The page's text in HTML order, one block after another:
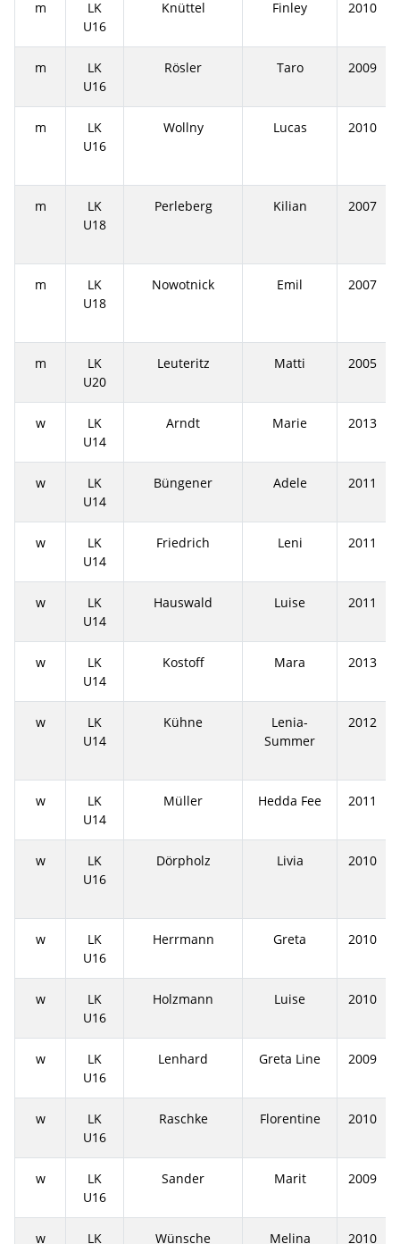
m
LK
U16
Knüttel Finley 2010
m
LK
U16
Rösler Taro 2009
m
LK
U16
Wollny Lucas 2010
m
LK
U18
Perleberg Kilian 2007
m
LK
U18
Nowotnick Emil 2007
m
LK
U20
Leuteritz Matti 2005
w
LK
U14
Arndt Marie 2013
w
LK
U14
Büngener Adele 2011
w
LK
U14
Friedrich Leni 2011
w
LK
U14
Hauswald Luise 2011
w
LK
U14
Kostoff Mara 2013
w
LK
U14
Kühne
Lenia-
Summer
2012
w
LK
U14
Müller Hedda Fee 2011
w
LK
U16
Dörpholz Livia 2010
w
LK
U16
Herrmann Greta 2010
w
LK
U16
Holzmann Luise 2010
w
LK
U16
Lenhard Greta Line 2009
w
LK
U16
Raschke Florentine 2010
w
LK
U16
Sander Marit 2009
w LK Wünsche Melina 2010